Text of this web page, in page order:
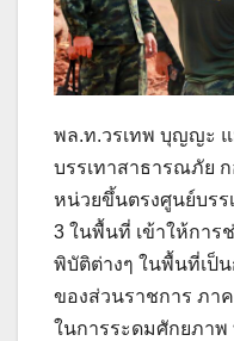
พล.ท.วรเทพ บุญญะ
บรรเทาสาธารณภัย
หน่วยขึ้นตรงศูนย์บร
3 ในพื้นที่ เข้าให้การ
พิบัติต่างๆ ในพื้นที่เป็
ของส่วนราชการ ภา
ในการระดมศักยภาพ